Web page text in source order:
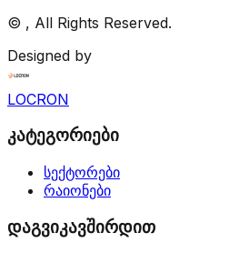
© , All Rights Reserved.
Designed by
LOCRON
კატეგორიები
სექტორები
რაიონები
დაგვიკავშირდით